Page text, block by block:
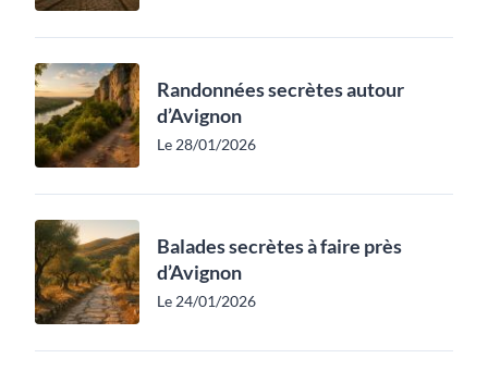
Randonnées secrètes autour
d’Avignon
Le 28/01/2026
Balades secrètes à faire près
d’Avignon
Le 24/01/2026